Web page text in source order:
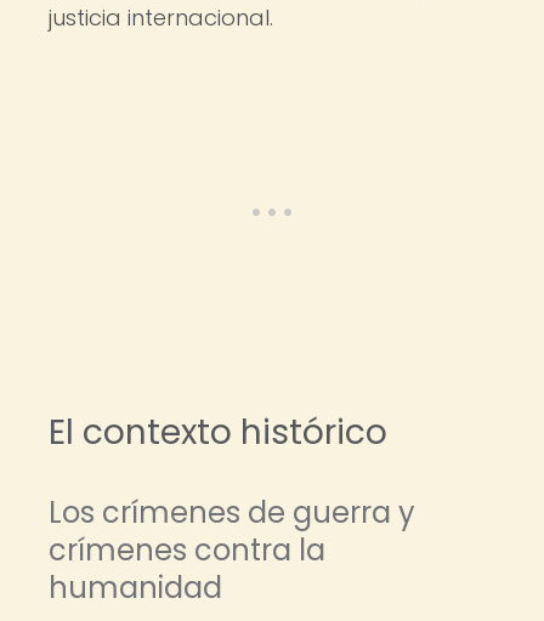
justicia internacional.
El contexto histórico
Los crímenes de guerra y
crímenes contra la
humanidad